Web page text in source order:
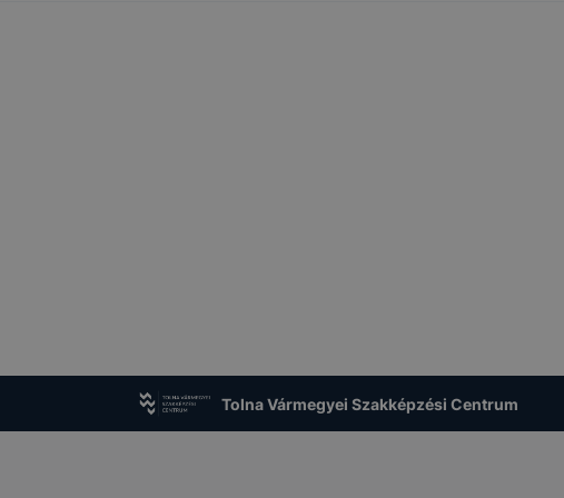
Tolna Vármegyei Szakképzési Centrum